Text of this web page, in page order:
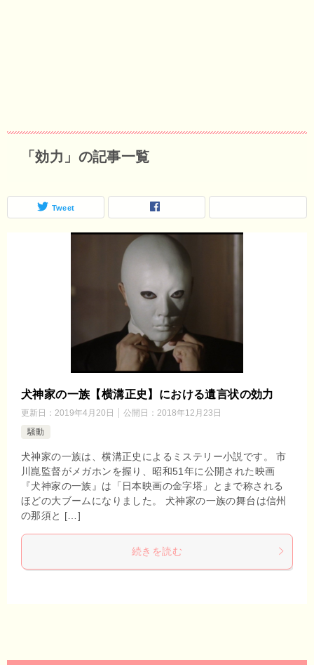
「効力」の記事一覧
Tweet
犬神家の一族【横溝正史】における遺言状の効力
更新日： 2019年4月20日 公開日： 2018年12月23日
騒動
犬神家の一族は、横溝正史によるミステリー小説です。 市
川崑監督がメガホンを握り、昭和51年に公開された映画
『犬神家の一族』は「日本映画の金字塔」とまで称される
ほどの大ブームになりました。 犬神家の一族の舞台は信州
の那須と […]
続きを読む